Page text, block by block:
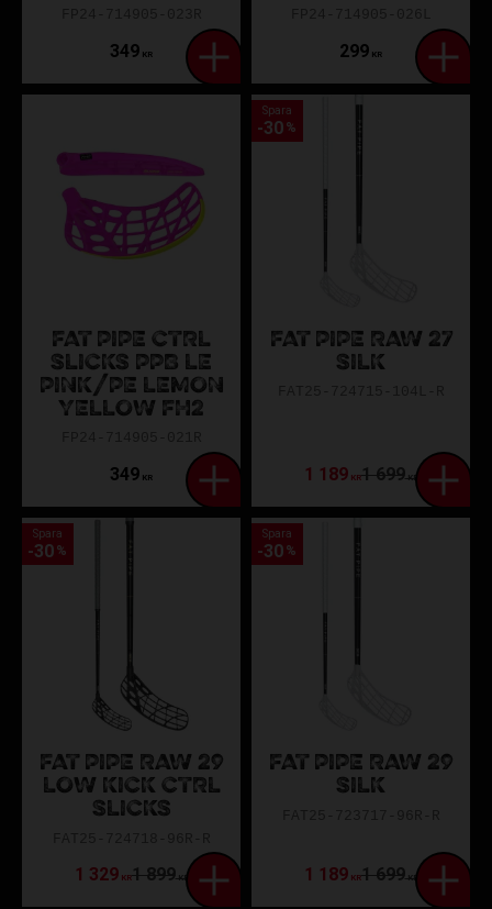
349 KR 299 KR
FAT PIPE CTRL
SLICKS PPB LE
PINK/PE LEMON
YELLOW FH2
349 KR
FAT PIPE RAW 27
SILK
1 189KR1 699KR
Spara
30 %
FAT PIPE RAW 29
LOW KICK CTRL
SLICKS
1 329KR1 899KR
Spara
30 %
FAT PIPE RAW 29
SILK
1 189KR1 699KR
Spara
30 %